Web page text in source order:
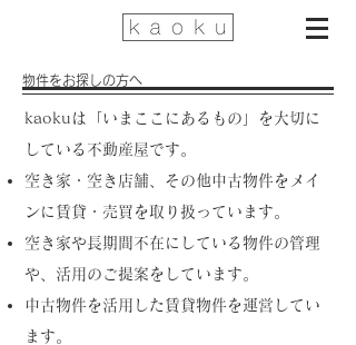
​物件をお探しの方へ
kaokuは「いまここにあるもの」を大切に
している不動産屋です。
空き家・空き店舗、その他中古物件をメイ
ンに賃貸・売買を取り扱っています。
空き家や長期間不在にしている物件の管理
や、活用のご提案をしています。​
中古物件を活用した賃貸物件を運営してい
ます。